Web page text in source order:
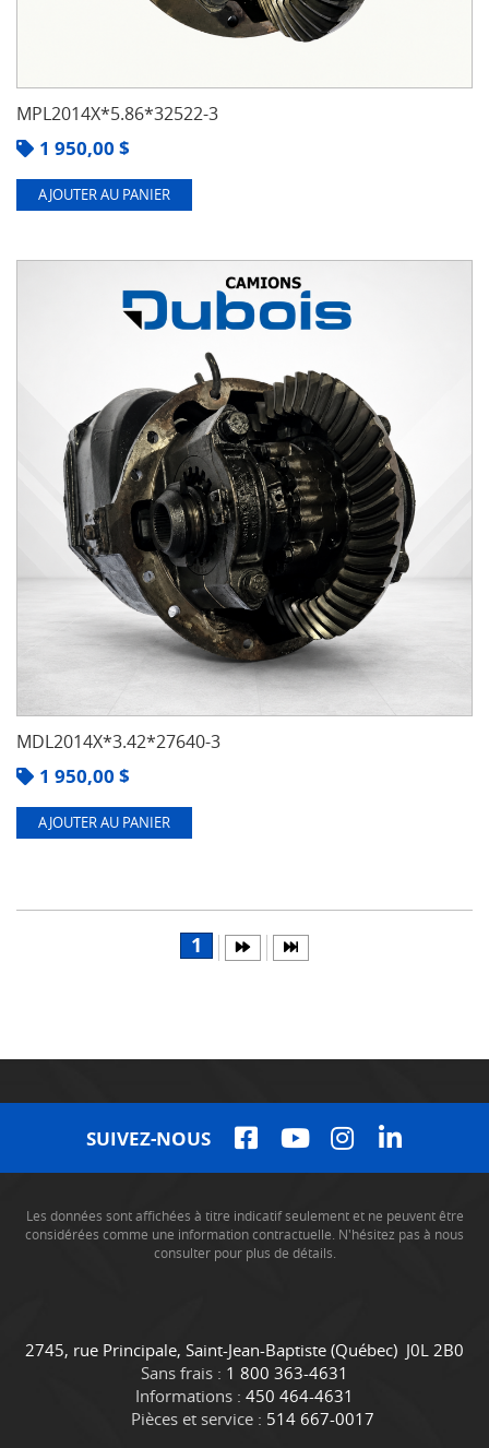
MPL2014X*5.86*32522-3
1 950,00 $
AJOUTER AU PANIER
MDL2014X*3.42*27640-3
1 950,00 $
AJOUTER AU PANIER
1
SUIVEZ-NOUS
Les données sont affichées à titre indicatif seulement et ne peuvent être
considérées comme une information contractuelle. N'hésitez pas à nous
consulter pour plus de détails.
C
o
n
t
C
a
m
i
2745, rue Principale, Saint-Jean-Baptiste (Québec) J0L 2B0
Sans frais : 1 800 363-4631
Informations : 450 464-4631
Pièces et service : 514 667-0017